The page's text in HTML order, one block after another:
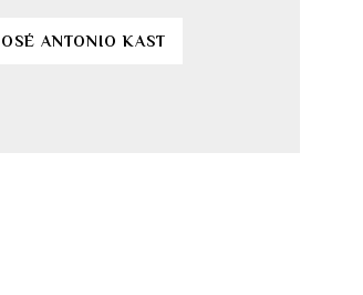
ANTONIO KAST